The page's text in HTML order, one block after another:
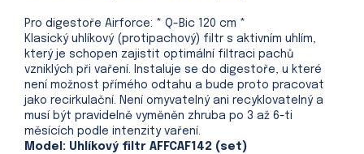
Pro digestoře Airforce: * Q-Bic 120 cm *
Klasický uhlíkový (protipachový) filtr s aktivním uhlím,
který je schopen zajistit optimální filtraci pachů
vzniklých při vaření. Instaluje se do digestoře, u které
není možnost přímého odtahu a bude proto pracovat
jako recirkulační. Není omyvatelný ani recyklovatelný a
musí být pravidelně vyměněn zhruba po 3 až 6-ti
měsících podle intenzity vaření.
Model: Uhlíkový filtr AFFCAF142 (set)